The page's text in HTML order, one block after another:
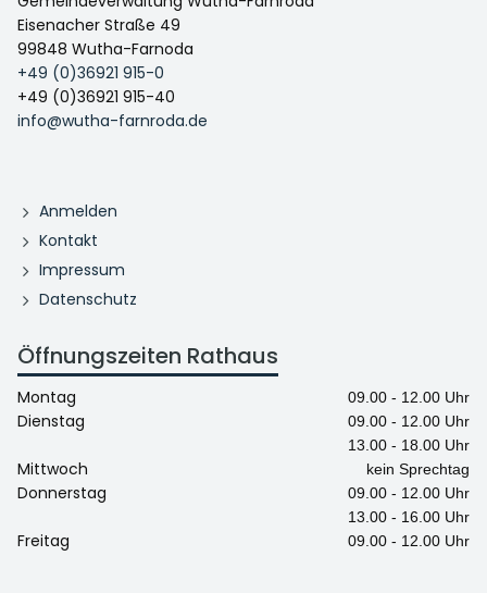
Eisenacher Straße 49
99848 Wutha-Farnoda
+49 (0)36921 915-0
+49 (0)36921 915-40
info@wutha-farnroda.de
Anmelden
Kontakt
Impressum
Datenschutz
Öffnungszeiten Rathaus
Montag 09.00 - 12.00 Uhr
Dienstag
09.00 - 12.00 Uhr
13.00 - 18.00 Uhr
Mittwoch kein Sprechtag
Donnerstag
09.00 - 12.00 Uhr
13.00 - 16.00 Uhr
Freitag 09.00 - 12.00 Uhr